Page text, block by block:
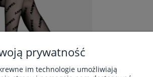
prywatność
im technologie umożliwiają